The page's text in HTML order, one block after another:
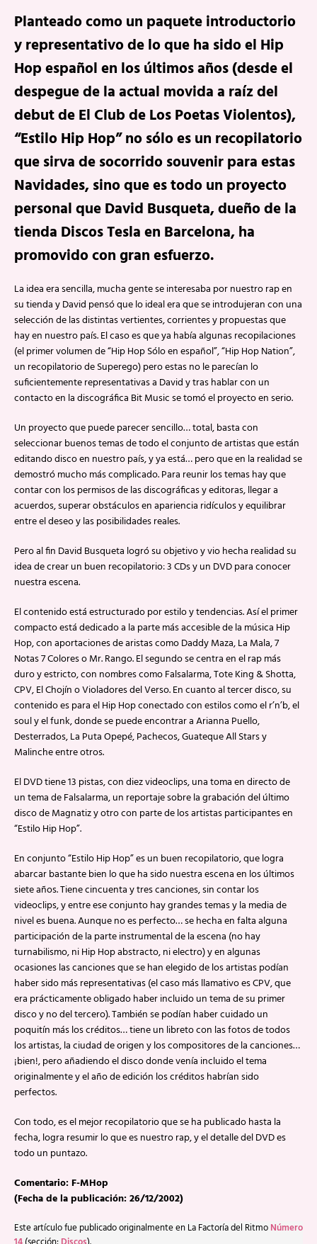
Planteado como un paquete introductorio
y representativo de lo que ha sido el Hip
Hop español en los últimos años (desde el
despegue de la actual movida a raíz del
debut de El Club de Los Poetas Violentos),
“Estilo Hip Hop” no sólo es un recopilatorio
que sirva de socorrido souvenir para estas
Navidades, sino que es todo un proyecto
personal que David Busqueta, dueño de la
tienda Discos Tesla en Barcelona, ha
promovido con gran esfuerzo.
La idea era sencilla, mucha gente se interesaba por nuestro rap en
su tienda y David pensó que lo ideal era que se introdujeran con una
selección de las distintas vertientes, corrientes y propuestas que
hay en nuestro país. El caso es que ya había algunas recopilaciones
(el primer volumen de “Hip Hop Sólo en español”, “Hip Hop Nation”,
un recopilatorio de Superego) pero estas no le parecían lo
suficientemente representativas a David y tras hablar con un
contacto en la discográfica Bit Music se tomó el proyecto en serio.
Un proyecto que puede parecer sencillo… total, basta con
seleccionar buenos temas de todo el conjunto de artistas que están
editando disco en nuestro país, y ya está… pero que en la realidad se
demostró mucho más complicado. Para reunir los temas hay que
contar con los permisos de las discográficas y editoras, llegar a
acuerdos, superar obstáculos en apariencia ridículos y equilibrar
entre el deseo y las posibilidades reales.
Pero al fin David Busqueta logró su objetivo y vio hecha realidad su
idea de crear un buen recopilatorio: 3 CDs y un DVD para conocer
nuestra escena.
El contenido está estructurado por estilo y tendencias. Así el primer
compacto está dedicado a la parte más accesible de la música Hip
Hop, con aportaciones de aristas como Daddy Maza, La Mala, 7
Notas 7 Colores o Mr. Rango. El segundo se centra en el rap más
duro y estricto, con nombres como Falsalarma, Tote King & Shotta,
CPV, El Chojín o Violadores del Verso. En cuanto al tercer disco, su
contenido es para el Hip Hop conectado con estilos como el r’n’b, el
soul y el funk, donde se puede encontrar a Arianna Puello,
Desterrados, La Puta Opepé, Pachecos, Guateque All Stars y
Malinche entre otros.
El DVD tiene 13 pistas, con diez videoclips, una toma en directo de
un tema de Falsalarma, un reportaje sobre la grabación del último
disco de Magnatiz y otro con parte de los artistas participantes en
“Estilo Hip Hop”.
En conjunto “Estilo Hip Hop” es un buen recopilatorio, que logra
abarcar bastante bien lo que ha sido nuestra escena en los últimos
siete años. Tiene cincuenta y tres canciones, sin contar los
videoclips, y entre ese conjunto hay grandes temas y la media de
nivel es buena. Aunque no es perfecto… se hecha en falta alguna
participación de la parte instrumental de la escena (no hay
turnabilismo, ni Hip Hop abstracto, ni electro) y en algunas
ocasiones las canciones que se han elegido de los artistas podían
haber sido más representativas (el caso más llamativo es CPV, que
era prácticamente obligado haber incluido un tema de su primer
disco y no del tercero). También se podían haber cuidado un
poquitín más los créditos… tiene un libreto con las fotos de todos
los artistas, la ciudad de origen y los compositores de la canciones…
¡bien!, pero añadiendo el disco donde venía incluido el tema
originalmente y el año de edición los créditos habrían sido
perfectos.
Con todo, es el mejor recopilatorio que se ha publicado hasta la
fecha, logra resumir lo que es nuestro rap, y el detalle del DVD es
todo un puntazo.
Comentario: F-MHop
(Fecha de la publicación: 26/12/2002)
Este artículo fue publicado originalmente en La Factoría del Ritmo Número